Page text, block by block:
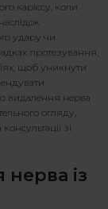
карієсу, коли
удару чи
протезування,
щоб уникнути
видалення нерва
огляду,
зі
із